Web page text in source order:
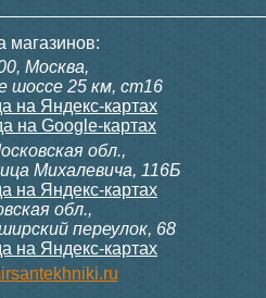
Конвектор ITT.080.200.900 с
решеткой GRILL.SGA-20-
11, 230В (механ.)
6 000
магазинов:
Москва,
шоссе 25 км, ст16
на Яндекс-картах
на Google-картах
обл.,
Михалевича, 116Б
на Яндекс-картах
обл.,
переулок, 68
на Яндекс-картах